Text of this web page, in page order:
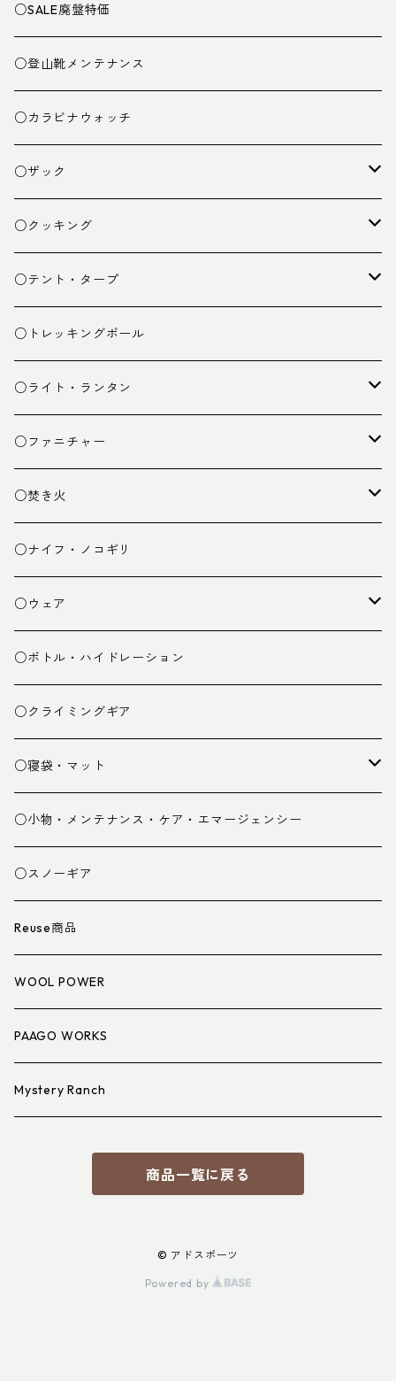
○SALE廃盤特価
○登山靴メンテナンス
○カラビナウォッチ
○ザック
ザック
スタッフバッグ
ザック小物
○クッキング
クッカー
バーナー
カトラリー
クッキング小物
○テント・タープ
テント
タープ
ペグ・ハンマー・小物
○トレッキングポール
○ライト・ランタン
ライト
ランタン
○ファニチャー
テーブル
チェア
○焚き火
焚き火台
焚き火小物
○ナイフ・ノコギリ
○ウェア
ミドルレイヤー
ベースレイヤー
パンツ
グローブ
スパッツ・ゲイター
衣類小物
アイウェア
○ボトル・ハイドレーション
○クライミングギア
○寝袋・マット
寝袋
マット
寝具小物
○小物・メンテナンス・ケア・エマージェンシー
○スノーギア
Reuse商品
WOOL POWER
PAAGO WORKS
Mystery Ranch
商品一覧に戻る
© アドスポーツ
Powered by